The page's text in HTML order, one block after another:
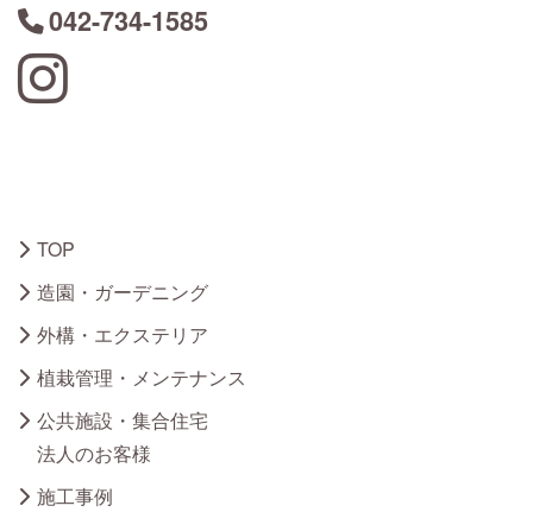
042-734-1585
Instagram
TOP
造園・ガーデニング
外構・エクステリア
植栽管理・メンテナンス
公共施設・集合住宅
法人のお客様
施工事例